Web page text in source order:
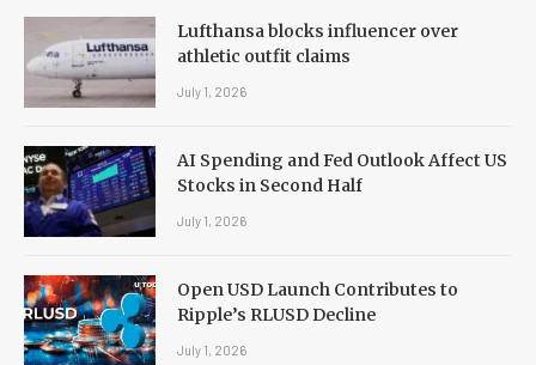
Lufthansa blocks influencer over
athletic outfit claims
July 1, 2026
AI Spending and Fed Outlook Affect US
Stocks in Second Half
July 1, 2026
Open USD Launch Contributes to
Ripple’s RLUSD Decline
July 1, 2026